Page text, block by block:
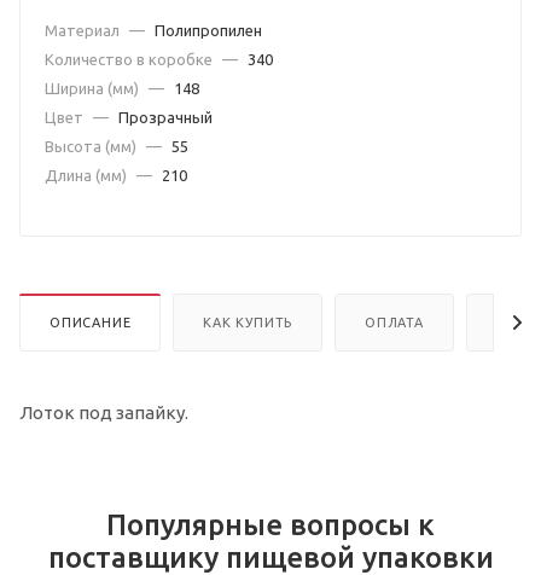
Материал — Полипропилен
Количество в коробке
—
340
Ширина (мм)
—
148
Цвет
— Прозрачный
Высота (мм)
— 55
Длина (мм)
— 210
ОПИСАНИЕ КАК КУПИТЬ ОПЛАТА
Лоток под запайку.
Популярные вопросы к
поставщику пищевой упаковки